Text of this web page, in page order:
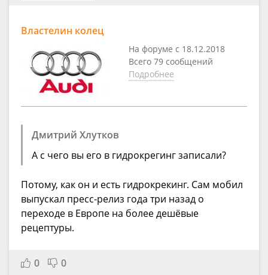
Властелин колец
На форуме с 18.12.2018
Всего 79 сообщений
Подробнее
Дмитрий Хлутков
А с чего вы его в гидрокрегинг записали?
Потому, как он и есть гидрокрекинг. Сам мобил
выпускал пресс-релиз года три назад о
переходе в Европе на более дешёвые
рецептуры.
0 0